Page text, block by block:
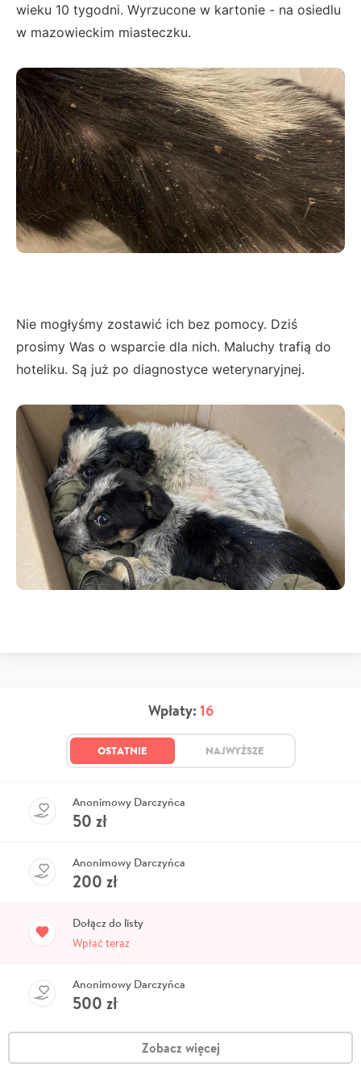
wieku 10 tygodni. Wyrzucone w kartonie - na osiedlu
w mazowieckim miasteczku.
Nie mogłyśmy zostawić ich bez pomocy. Dziś
prosimy Was o wsparcie dla nich. Maluchy trafią do
hoteliku. Są już po diagnostyce weterynaryjnej.
Wpłaty: 16
OSTATNIE NAJWYŻSZE
Anonimowy Darczyńca
50 zł
Anonimowy Darczyńca
200 zł
Dołącz do listy
Wpłać teraz
Anonimowy Darczyńca
500 zł
Zobacz więcej